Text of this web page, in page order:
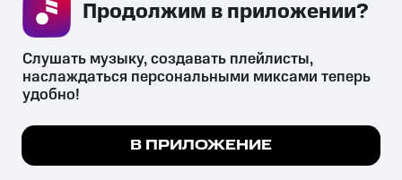
СКАЧАТЬ ПРИЛОЖЕНИЕ
психотропных веществ, их аналогов причиняет вред здоровью,
их незаконный оборот запрещён и влечёт установленную
законодательством ответственность.
Мы используем куки, чтобы на сайте все
Подробнее
Слушать музыку, создавать плейлисты,
наслаждаться персональными миксами теперь
удобно!
В ПРИЛОЖЕНИЕ